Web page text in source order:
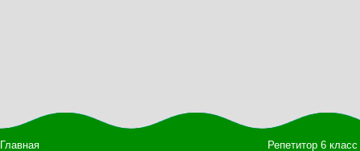
Главная Репетитор 6 класс